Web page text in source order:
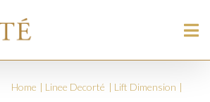
Home Linee Decorté Lift Dimension